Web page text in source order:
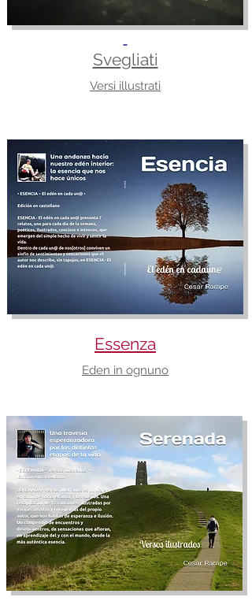
Svegliati
Versi illustrati
Essenza
Eden in ognuno